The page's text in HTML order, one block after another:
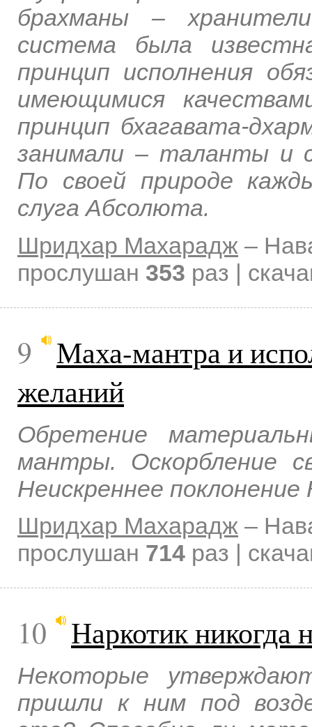
брахманы –
система была
принцип исполнения
имеющимися
принцип бхагавата-
занимали – таланты и
По своей природе
слуга Абсолюта.
Шридхар Махарадж –
прослушан 353 раз |
9
Маха-мантра и
желаний
Обретение
мантры. Оскорбление
Неискреннее
Шридхар Махарадж –
прослушан 714 раз |
10 Наркотик никогда
Некоторые
пришли к ним под